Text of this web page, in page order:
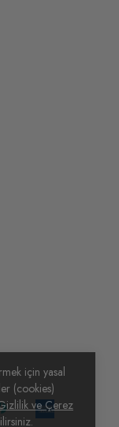
için yasal
(cookies)
ve Çerez